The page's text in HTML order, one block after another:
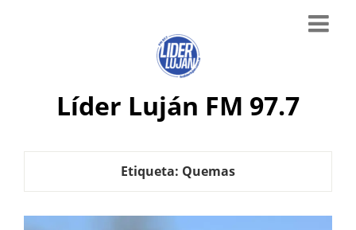
Líder Luján FM 97.7
Etiqueta: Quemas